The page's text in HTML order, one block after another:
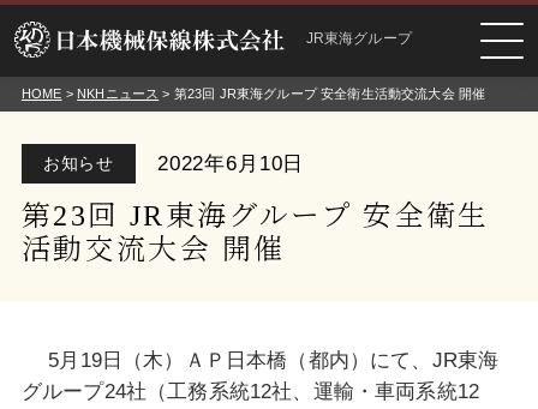
JR東海グループ
HOME > NKHニュース > 第23回 JR東海グループ 安全衛生活動交流大会 開催
お知らせ 2022年6月10日
第23回 JR東海グループ 安全衛生
活動交流大会 開催
5月19日（木）ＡＰ日本橋（都内）にて、JR東海
グループ24社（工務系統12社、運輸・車両系統12